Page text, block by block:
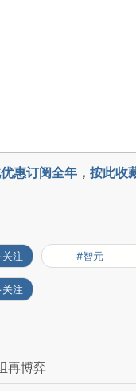
惠订阅全年 ， 按此收
关注 #智元
关注
再博弈